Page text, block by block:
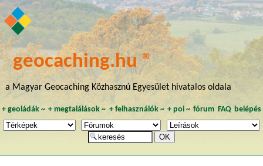
geocaching.hu ®
a Magyar Geocaching Közhasznú Egyesület hivatalos oldala
+ geoládák~ +megtalálások ~ + felhasználók~ + poi~ fórum FAQ belépés